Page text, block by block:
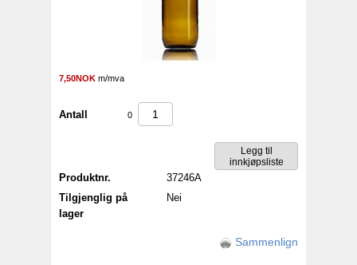
7,50NOK m/mva
Antall 0
Produktnr.
37246A
Tilgjenglig på
lager
Nei
Sammenlign